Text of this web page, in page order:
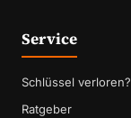
Service
Schlüssel verloren?
Ratgeber